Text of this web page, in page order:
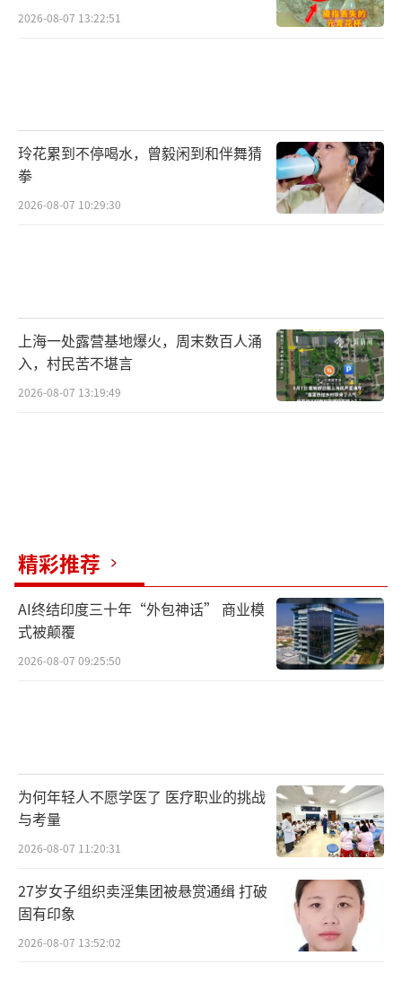
2026-08-07 13:22:51
玲花累到不停喝水，曾毅闲到和伴舞猜
拳
2026-08-07 10:29:30
上海一处露营基地爆火，周末数百人涌
入，村民苦不堪言
2026-08-07 13:19:49
精彩推荐
AI终结印度三十年“外包神话” 商业模
式被颠覆
2026-08-07 09:25:50
为何年轻人不愿学医了 医疗职业的挑战
与考量
2026-08-07 11:20:31
27岁女子组织卖淫集团被悬赏通缉 打破
固有印象
2026-08-07 13:52:02